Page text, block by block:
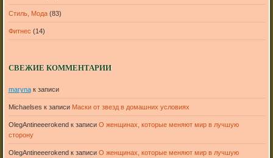
Стиль, Мода(83)
Фитнес (14)
СВЕЖИЕ КОММЕНТАРИИ
marynaк записи
Michaelses к записи Маски от звезд в домашних условиях
OlegAntineeerokendк записи О женщинах, которые меняют мир в лучшую
сторону
OlegAntineeerokendк записи О женщинах, которые меняют мир в лучшую